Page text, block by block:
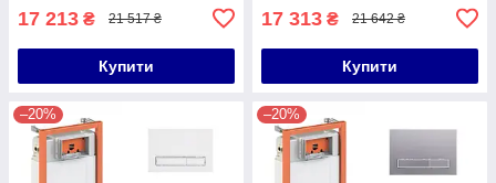
17 213 ₴ 21 517 ₴
Купити
17 313 ₴ 21 642 ₴
Купити
–20% –20%